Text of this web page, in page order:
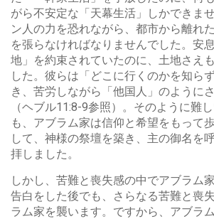
がら不安定な「天幕生活」しかできま
ン人の力を恐れながら、都市から離れ
を張らなければなりませんでした。安
地」を約束されていたのに、土地さえ
した。彼らは「どこに行くのかを知ら
き、苦労しながら「他国人」のように
（ヘブル11:8-9参照）。そのように難
も、アブラム家は信仰と希望をもって
して、神様の祭壇を築き、主の御名を
拝しました。
しかし、苦難と喪失感の中でアブラム
告白をした後でも、さらなる苦難と喪
ラム家を襲います。ですから、アブラ